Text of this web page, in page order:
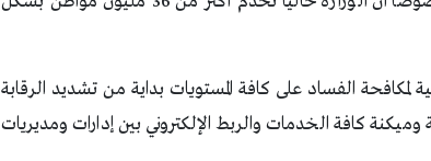
لمكافحة الفساد على كافة المستويات بداية من تشديد الرقابة
وميكنة كافة الخدمات والربط الإلكتروني بين إدارات ومديريات